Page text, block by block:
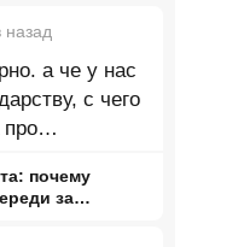
назад
а че у нас
с чего
про
почему
за